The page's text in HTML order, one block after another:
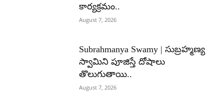
కార్యక్రమం..
August 7, 2026
Subrahmanya Swamy | సుబ్రహ్మణ్య
స్వామిని పూజిస్తే దోషాలు
తొలుగుతాయి..
August 7, 2026